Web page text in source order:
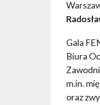
Gala
Biura
m.in.
oraz